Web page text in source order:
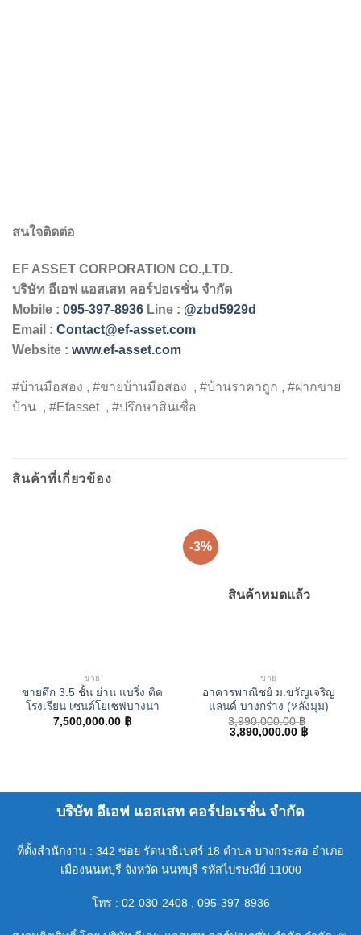
สนใจติดต่อ
EF ASSET CORPORATION CO.,LTD.
บริษัท อีเอฟ แอสเสท คอร์ปอเรชั่น จำกัด
Mobile : 095-397-8936 Line : @zbd5929d
Email : Contact@ef-asset.com
Website : www.ef-asset.com
#บ้านมือสอง , #ขายบ้านมือสอง , #บ้านราคาถูก , #ฝากขาย
บ้าน , #Efasset , #ปรึกษาสินเชื่อ
สินค้าที่เกี่ยวข้อง
ขาย
ขายตึก 3.5 ชั้น ย่าน แบริ่ง ติด
โรงเรียน เซนต์โยเซฟบางนา
7,500,000.00 ฿
-3%
สินค้าหมดแล้ว
ขาย
อาคารพาณิชย์ ม.ขวัญเจริญ
แลนด์ บางกร่าง (หลังมุม)
3,990,000.00฿
Original
price
3,890,000.00 ฿Current
บริษัท อีเอฟ แอสเสท คอร์ปอเรชั่น จำกัด
ที่ตั้งสำนักงาน : 342 ซอย รัตนาธิเบศร์ 18 ตำบล บางกระสอ อำเภอ
เมืองนนทบุรี จังหวัด นนทบุรี รหัสไปรษณีย์ 11000
โทร : 02-030-2408 , 095-397-8936